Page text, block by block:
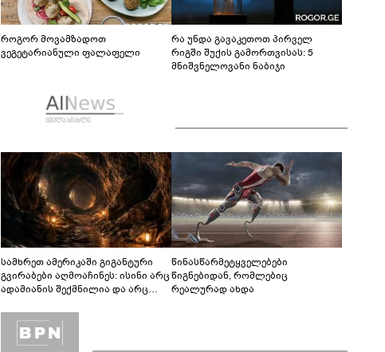
როგორ მოვამზადოთ
ვეგეტარიანული ფალაფელი
რა უნდა გავაკეთოთ პირველ
რიგში შუქის გამორთვისას: 5
მნიშვნელოვანი ნაბიჯი
სამხრეთ ამერიკაში გიგანტური
გვირაბები აღმოაჩინეს: ისინი არც
ადამიანის შექმნილია და არც
ლაბირინთები?
წინასწარმეტყველებები
წიგნებიდან, რომლებიც
რეალურად ახდა